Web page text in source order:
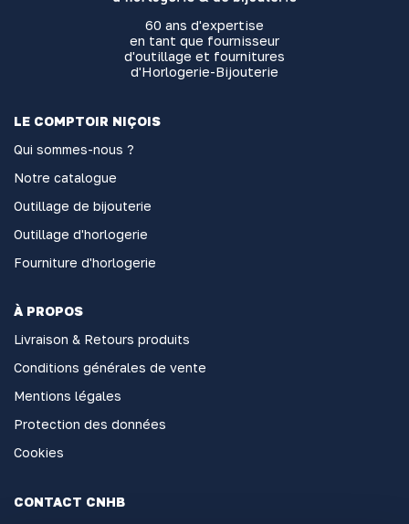
60 ans d'expertise
en tant que fournisseur
d'outillage et fournitures
d'Horlogerie-Bijouterie
LE COMPTOIR NIÇOIS
Qui sommes-nous ?
Notre catalogue
Outillage de bijouterie
Outillage d'horlogerie
Fourniture d'horlogerie
À PROPOS
Livraison & Retours produits
Conditions générales de vente
Mentions légales
Protection des données
Cookies
CONTACT CNHB